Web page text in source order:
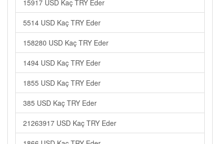
15917 USD Kaç TRY Eder
5514 USD Kaç TRY Eder
158280 USD Kaç TRY Eder
1494 USD Kaç TRY Eder
1855 USD Kaç TRY Eder
385 USD Kaç TRY Eder
21263917 USD Kaç TRY Eder